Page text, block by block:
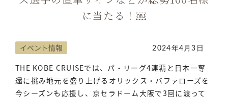
に当たる！￼
イベント情報 2024年4月3日
THE KOBE CRUISEでは、パ・リーグ4連覇と日本一奪
還に挑み地元を盛り上げるオリックス・バファローズを
今シーズンも応援し、京セラドーム大阪で3回に渡って